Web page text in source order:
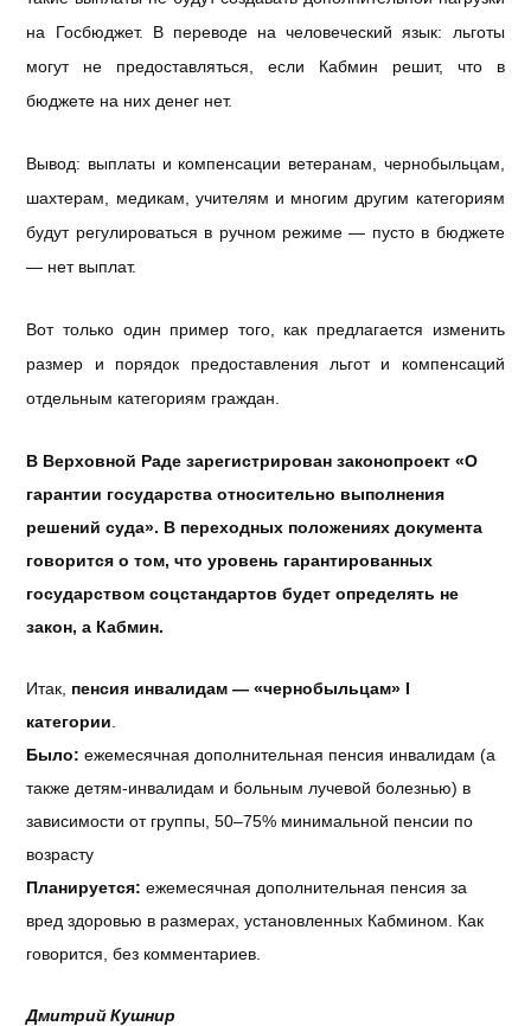
на Госбюджет. В переводе на человеческий язык: льготы
могут не предоставляться, если Кабмин решит, что в
бюджете на них денег нет.
Вывод: выплаты и компенсации ветеранам, чернобыльцам,
шахтерам, медикам, учителям и многим другим категориям
будут регулироваться в ручном режиме — пусто в бюджете
— нет выплат.
Вот только один пример того, как предлагается изменить
размер и порядок предоставления льгот и компенсаций
отдельным категориям граждан.
В Верховной Раде зарегистрирован законопроект «О
гарантии государства относительно выполнения
решений суда». В переходных положениях документа
говорится о том, что уровень гарантированных
государством соцстандартов будет определять не
закон, а Кабмин.
Итак, пенсия инвалидам — «чернобыльцам» І
категории
Было: ежемесячная дополнительная пенсия инвалидам (а
также детям-инвалидам и больным лучевой болезнью) в
зависимости от группы, 50–75% минимальной пенсии по
возрасту
Планируется: ежемесячная дополнительная пенсия за
вред здоровью в размерах, установленных Кабмином. Как
говорится, без комментариев.
Дмитрий Кушнир